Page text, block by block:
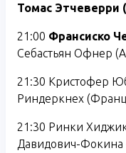
Томас Этчеверри
21:00 Франсиско
Себастьян Офнер
21:30 Кристофер
Риндеркнех
21:30 Ринки
Давидович-Фокина